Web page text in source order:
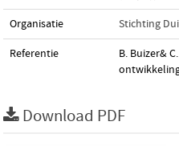
Organisatie Stichting
Referentie
B. Buizer&
Download PDF